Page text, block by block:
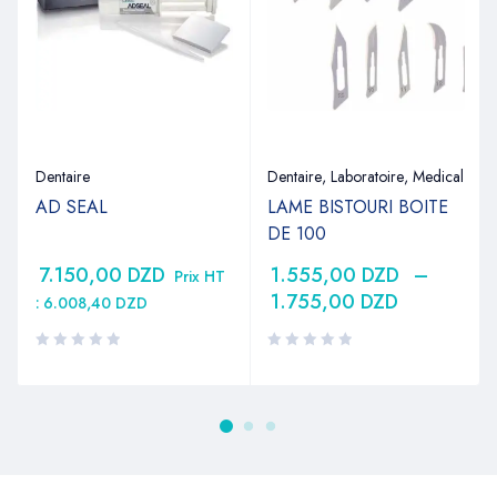
Dentaire
AD SEAL
7.150,00 DZD Prix HT
: 6.008,40 DZD
Dentaire, Laboratoire, Medical
LAME BISTOURI BOITE
DE 100
1.555,00 DZD –
1.755,00 DZD